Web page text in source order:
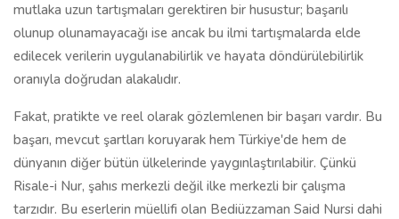
mutlaka uzun tartışmaları gerektiren bir husustur; başarılı
olunup olunamayacağı ise ancak bu ilmi tartışmalarda elde
edilecek verilerin uygulanabilirlik ve hayata döndürülebilirlik
oranıyla doğrudan alakalıdır.
Fakat, pratikte ve reel olarak gözlemlenen bir başarı vardır. Bu
başarı, mevcut şartları koruyarak hem Türkiye'de hem de
dünyanın diğer bütün ülkelerinde yaygınlaştırılabilir. Çünkü
Risale-i Nur, şahıs merkezli değil ilke merkezli bir çalışma
tarzıdır. Bu eserlerin müellifi olan Bediüzzaman Said Nursi dahi